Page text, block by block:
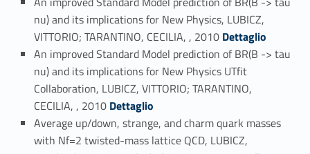
nu) and its implications for New Physics, LUBICZ,
VITTORIO; TARANTINO, CECILIA, , 2010Link identifier #identifier_person_36489-26
Dettaglio
An improved Standard Model prediction of BR(B -> tau
nu) and its implications for New Physics UTfit
Collaboration, LUBICZ, VITTORIO; TARANTINO,
CECILIA, , 2010 Link identifier #identifier_person_197032-27
Dettaglio
Average up/down, strange, and charm quark masses
with Nf=2 twisted-mass lattice QCD, LUBICZ,